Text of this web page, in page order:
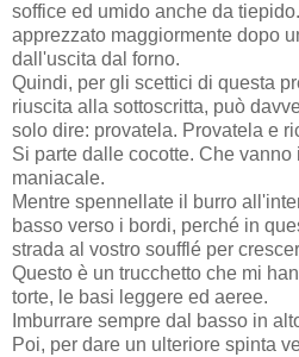
soffice ed umido anche da
apprezzato maggiormente dopo
dall'uscita dal forno.
Quindi, per gli scettici di questa
riuscita alla sottoscritta, può
solo dire: provatela. Provatela e
Si parte dalle cocotte. Che vanno
maniacale.
Mentre spennellate il burro
basso verso i bordi, perché in
strada al vostro soufflé per
Questo è un trucchetto che mi
torte, le basi leggere ed aeree.
Imburrare sempre dal basso in
Poi, per dare un ulteriore spinta